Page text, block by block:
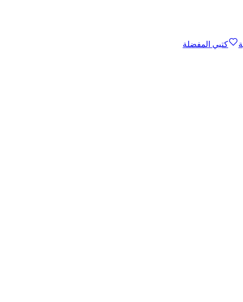
كتبي المفضلة